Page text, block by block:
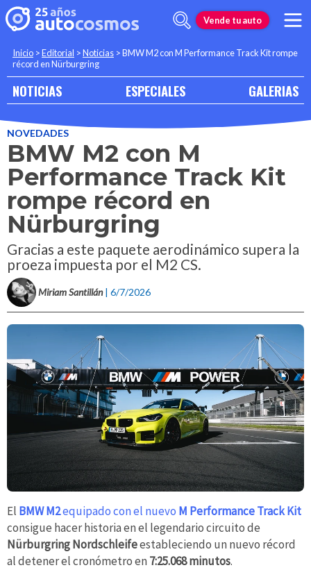
Vende tu auto
Inicio >Editorial >Noticias >BMW M2 con M Performance Track Kit rompe
récord en Nürburgring
NOTICIAS ESPECIALES GALERIAS
NOVEDADES
BMW M2 con M
Performance Track Kit
rompe récord en
Nürburgring
Gracias a este paquete aerodinámico supera la
proeza impuesta por el M2 CS.
Miriam Santillán | 6/7/2026
El BMW M2equipado con el nuevo M Performance Track Kit
consigue hacer historia en el legendario circuito de
Nürburgring Nordschleifeestableciendo un nuevo récord
al detener el cronómetro en 7:25.068 minutos.